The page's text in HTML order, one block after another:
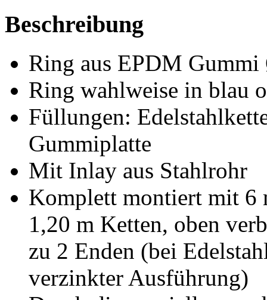
Beschreibung
Ring aus EPDM
Ring wahlweise in blau
Füllungen:
Gummiplatte
Mit Inlay aus Stahlrohr
Komplett montiert mit 6
1,20 m Ketten, oben
zu 2 Enden (bei
verzinkter Ausführung)